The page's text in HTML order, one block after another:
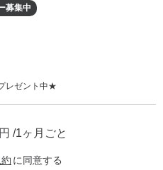
募集中
レゼント中★
円 /1ヶ月ごと
に同意する